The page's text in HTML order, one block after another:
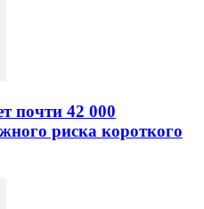
почти 42 000
риска короткого